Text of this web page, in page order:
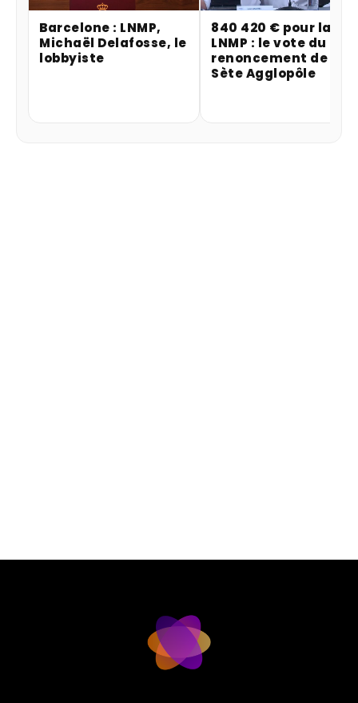
Barcelone : LNMP,
Michaël Delafosse, le
lobbyiste
840 420 € pour la
LNMP : le vote du
renoncement de
Sète Agglopôle